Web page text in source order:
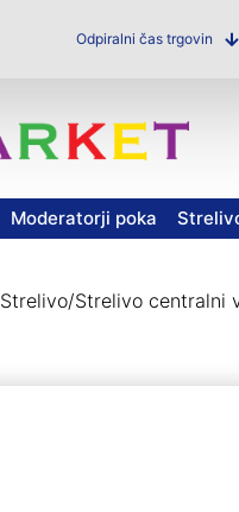
Odpiralni čas trgovin
Moderatorji poka
Strelivo/Strelivo centralni